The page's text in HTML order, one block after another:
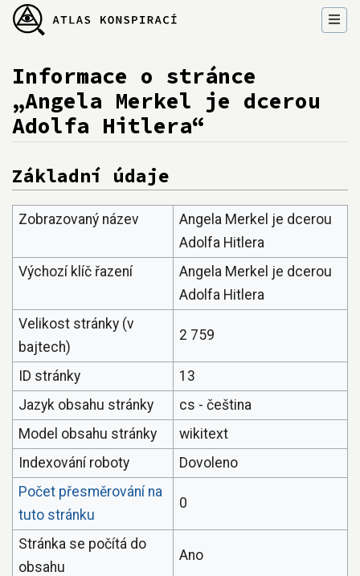
Informace o stránce
„Angela Merkel je dcerou
Adolfa Hitlera“
Přejít na: navigace hledání
Základní údaje
Zobrazovaný název
Angela Merkel je dcerou
Adolfa Hitlera
Výchozí klíč řazení
Angela Merkel je dcerou
Adolfa Hitlera
Velikost stránky (v
bajtech)
2 759
ID stránky
13
Jazyk obsahu stránky
cs - čeština
Model obsahu stránky
wikitext
Indexování roboty
Dovoleno
Počet přesměrování na
tuto stránku
0
Stránka se počítá do
obsahu
Ano